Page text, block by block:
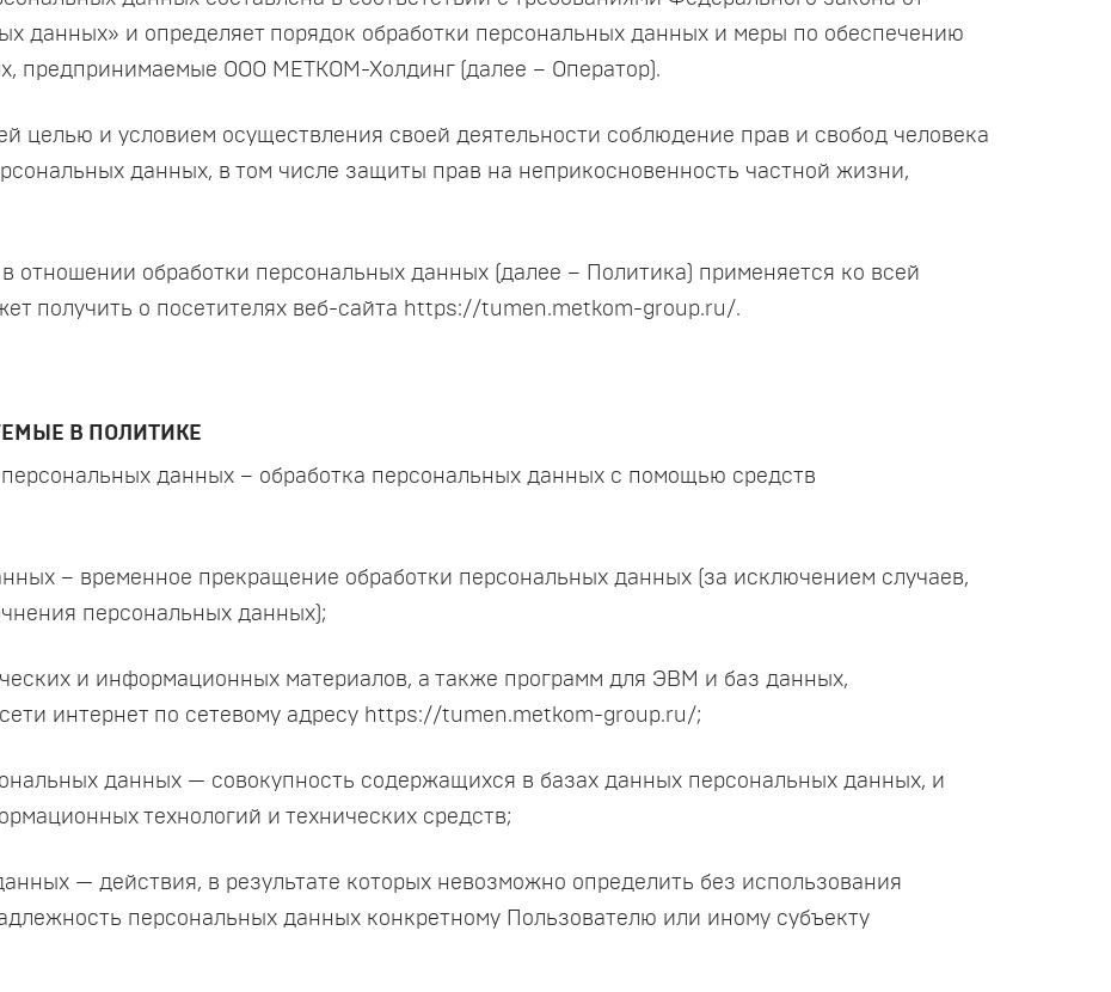
данных» и определяет порядок обработки персональных данных и меры по обеспечению
предпринимаемые ООО МЕТКОМ-Холдинг (далее – Оператор).
целью и условием осуществления своей деятельности соблюдение прав и свобод человека
данных, в том числе защиты прав на неприкосновенность частной жизни,
отношении обработки персональных данных (далее – Политика) применяется ко всей
получить о посетителях веб-сайта https://tumen.metkom-group.ru/.
В ПОЛИТИКЕ
персональных данных – обработка персональных данных с помощью средств
– временное прекращение обработки персональных данных (за исключением случаев,
персональных данных);
и информационных материалов, а также программ для ЭВМ и баз данных,
интернет по сетевому адресу https://tumen.metkom-group.ru/;
данных — совокупность содержащихся в базах данных персональных данных, и
технологий и технических средств;
— действия, в результате которых невозможно определить без использования
персональных данных конкретному Пользователю или иному субъекту